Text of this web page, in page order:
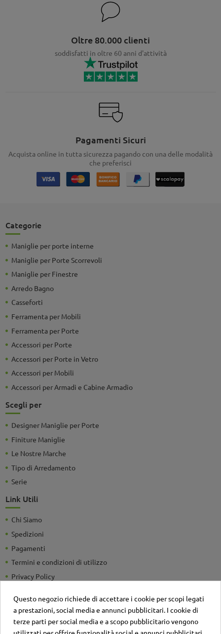
Oltre 80.000 clienti
soddisfatti in oltre 60 anni d'attività
Pagamenti Sicuri
Acquista online in tutta sicurezza pagando con una delle modalità
che preferisci
Categorie
Maniglie per porte interne
Maniglie per Porte Scorrevoli
Maniglie per Finestre
Arredo Bagno
Casseforti
Ferramenta per Mobili
Ferramenta per Porte
Accessori per Porte
Accessori per Porte in Vetro
Accessori per Mobili
Accessori per Armadi e Cabine Armadio
Scegli per
Designer Maniglie per Porte
Finiture Maniglie
Le Nostre Marche
Tipo di Arredamento
Serie
Link Utili
Chi Siamo
Spedizioni
Pagamenti
Termini e condizioni di utilizzo
Privacy Policy
Detrazioni Fiscali
Sei un'azienda? Richiedi un listino personalizzato
Questo negozio richiede di accettare i cookie per scopi legati
a prestazioni, social media e annunci pubblicitari. I cookie di
terze parti per social media e a scopo pubblicitario vengono